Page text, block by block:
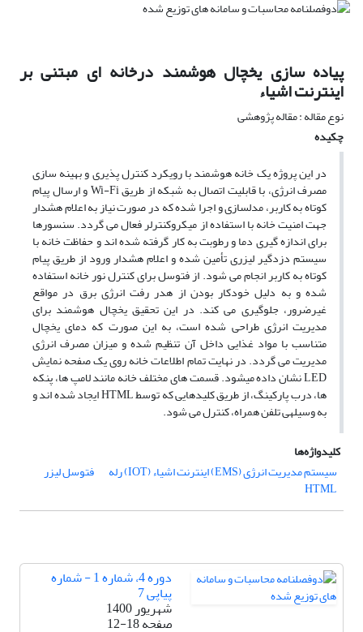
پیاده سازی یخچال هوشمند درخانه ای مبتنی بر
اینترنت اشیاء
نوع مقاله : مقاله پژوهشی
چکیده
در این پروژه یک خانه هوشمند با رویکرد کنترل پذیری و بهینه سازی
مصرف انرژی، با قابلیت اتصال به شبکه از طریق Wi-Fi و ارسال پیام
کوتاه به کاربر، مدل­سازی و اجرا شده که در صورت نیاز به اعلام هشدار
جهت امنیت خانه با استفاده از میکروکنترلر فعال می گردد. سنسورها
برای اندازه گیری دما و رطوبت به کار گرفته شده اند و حفاظت خانه با
سیستم دزدگیر لیزری تأمین شده و اعلام هشدار ورود از طریق پیام
کوتاه به کاربر انجام می شود. از فتوسل برای کنترل نور خانه استفاده
شده و به دلیل خودکار بودن از هدر رفت انرژی برق در مواقع
غیرضرور، جلوگیری می کند. در این تحقیق یخچال هوشمند برای
مدیریت انرژی طراحی شده است، به این صورت که دمای یخچال
متناسب با مواد غذایی داخل آن تنظیم شده و میزان مصرف انرژی
مدیریت می گردد. در نهایت تمام اطلاعات خانه روی یک صفحه نمایش
LED نشان داده می‎شود. قسمت های مختلف خانه مانند لامپ ها، پنکه
ها، درب پارکینگ، از طریق کلیدهایی که توسط HTML ایجاد شده اند و
به وسیله‎ی تلفن همراه، کنترل می شود.
کلیدواژه‌ها
سیستم مدیریت انرژی (EMS) اینترنت اشیاء (IOT) رله
فتوسل لیزر
HTML
دوره 4، شماره 1 - شماره
پیاپی 7
شهریور 1400
صفحه12-18